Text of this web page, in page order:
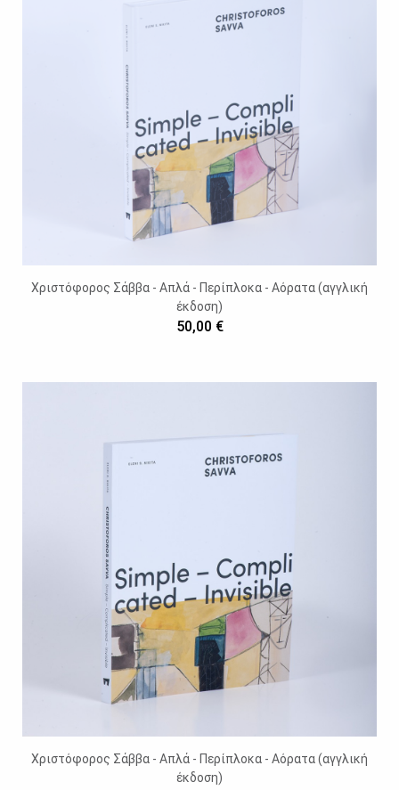
Χριστόφορος Σάββα - Απλά - Περίπλοκα - Αόρατα (αγγλική
έκδοση)
50,00 €
Χριστόφορος Σάββα - Απλά - Περίπλοκα - Αόρατα (αγγλική
έκδοση)